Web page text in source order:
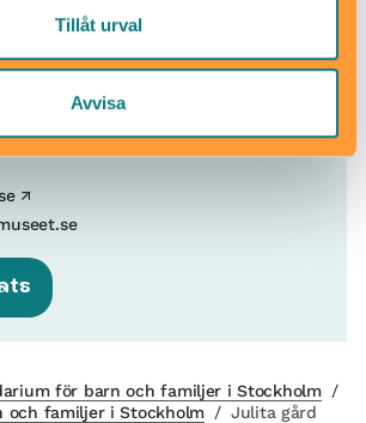
Tillåt urval
Avvisa
för barn och familjer i Stockholm /
och familjer i Stockholm / Julita gård